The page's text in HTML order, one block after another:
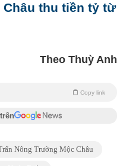
thu tiền tỷ từ
Theo Thuỳ Anh
Copy link
Nông Trường Mộc Châu